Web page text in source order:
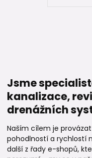
Jsme
kanalizace,
drenážních
Naším cílem je
pohodlností a rychlostí
další z řady e-shopů,